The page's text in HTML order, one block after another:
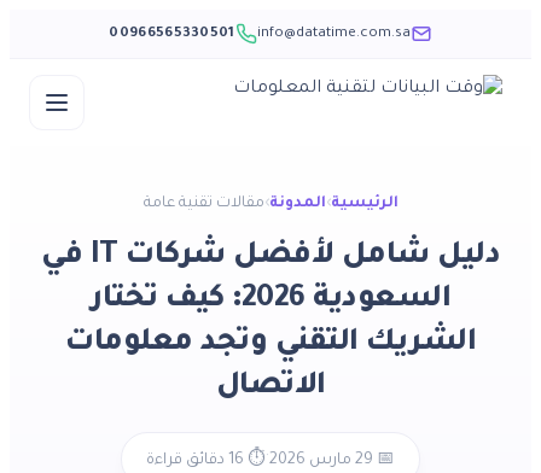
info@datatime.com.sa
00966565330501
الرئيسية›المدونة›مقالات تقنية عامة
دليل شامل لأفضل شركات IT في
السعودية 2026: كيف تختار
الشريك التقني وتجد معلومات
الاتصال
📅 29 مارس 2026 ·⏱️ 16 دقائق قراءة